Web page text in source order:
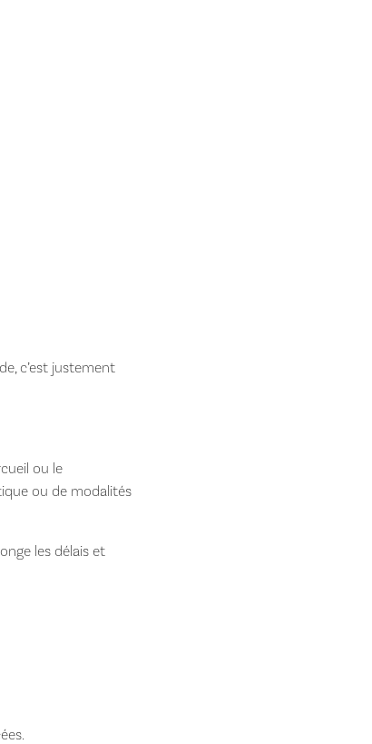
c’est justement
ou le
ou de modalités
les délais et